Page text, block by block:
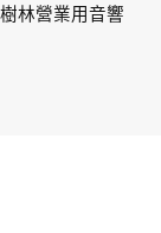
林營業用音響